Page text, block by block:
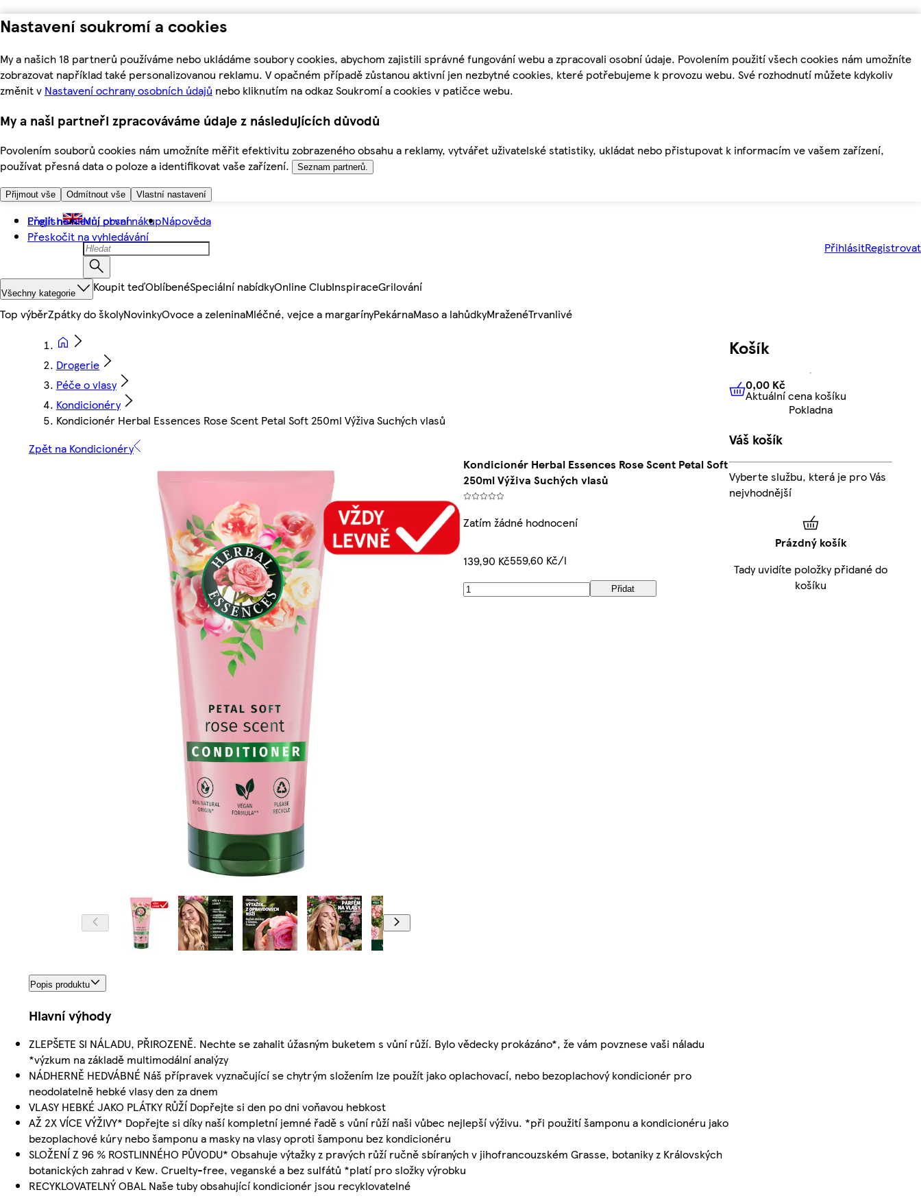
Nastavení soukromí a cookies
My a našich 18 partnerů používáme nebo ukládáme soubory cookies, abychom zajistili správné fungování webu a zpracovali osobní údaje. Povolením použití všech cookies nám umožníte
zobrazovat například také personalizovanou reklamu. V opačném případě zůstanou aktivní jen nezbytné cookies, které potřebujeme k provozu webu. Své rozhodnutí můžete kdykoliv
změnit v Nastavení ochrany osobních údajů nebo kliknutím na odkaz Soukromí a cookies v patičce webu.
My a naši partneři zpracováváme údaje z následujících důvodů
Povolením souborů cookies nám umožníte měřit efektivitu zobrazeného obsahu a reklamy, vytvářet uživatelské statistiky, ukládat nebo přistupovat k informacím ve vašem zařízení,
používat přesná data o poloze a identifikovat vaše zařízení.
Seznam partnerů.
Přijmout vše Odmítnout vše Vlastní nastavení
Přejít na hlavní obsah
Přeskočit na vyhledávání
English Můj první nákupNápověda
PřihlásitRegistrovat
Všechny kategorie Koupit teďOblíbenéSpeciální nabídkyOnline ClubInspiraceGrilování
Top výběrZpátky do školyNovinkyOvoce a zeleninaMléčné, vejce a margarínyPekárnaMaso a lahůdkyMraženéTrvanlivé
Drogerie
Péče o vlasy
Kondicionéry
Kondicionér Herbal Essences Rose Scent Petal Soft 250ml Výživa Suchých vlasů
Zpět na Kondicionéry
Kondicionér Herbal Essences Rose Scent Petal Soft
250ml Výživa Suchých vlasů
Zatím žádné hodnocení
139,90 Kč559,60 Kč/l
Přidat
Popis produktu
Hlavní výhody
ZLEPŠETE SI NÁLADU, PŘIROZENĚ. Nechte se zahalit úžasným buketem s vůní růží. Bylo vědecky prokázáno*, že vám povznese vaši náladu
*výzkum na základě multimodální analýzy
NÁDHERNĚ HEDVÁBNÉ Náš přípravek vyznačující se chytrým složením lze použít jako oplachovací, nebo bezoplachový kondicionér pro
neodolatelně hebké vlasy den za dnem
VLASY HEBKÉ JAKO PLÁTKY RŮŽÍ Dopřejte si den po dni voňavou hebkost
AŽ 2X VÍCE VÝŽIVY* Dopřejte si díky naší kompletní jemné řadě s vůní růží naši vůbec nejlepší výživu. *při použití šamponu a kondicionéru jako
bezoplachové kúry nebo šamponu a masky na vlasy oproti šamponu bez kondicionéru
SLOŽENÍ Z 96 % ROSTLINNÉHO PŮVODU* Obsahuje výtažky z pravých růží ručně sbíraných v jihofrancouzském Grasse, botaniky z Královských
botanických zahrad v Kew. Cruelty-free, veganské a bez sulfátů *platí pro složky výrobku
RECYKLOVATELNÝ OBAL Naše tuby obsahující kondicionér jsou recyklovatelné
Košík
0,00 KčAktuální cena košíku
0,00 Kč
Aktuální cena košíku
Pokladna
Váš košík
Vyberte službu, která je pro Vás
nejvhodnější
Prázdný košík
Tady uvidíte položky přidané do
košíku